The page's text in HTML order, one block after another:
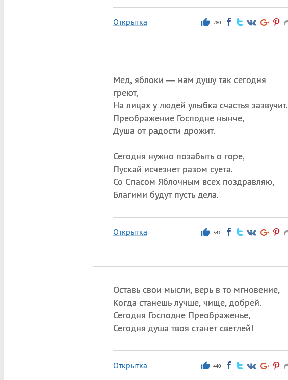
Открытка 280
Мед, яблоки — нам душу так сегодня
греют,
На лицах у людей улыбка счастья зазвучит.
Преображение Господне нынче,
Душа от радости дрожит.
Сегодня нужно позабыть о горе,
Пускай исчезнет разом суета.
Со Спасом Яблочным всех поздравляю,
Благими будут пусть дела.
Открытка 341
Оставь свои мысли, верь в то мгновение,
Когда станешь лучше, чище, добрей.
Сегодня Господне Преображенье,
Сегодня душа твоя станет светлей!
Открытка 440